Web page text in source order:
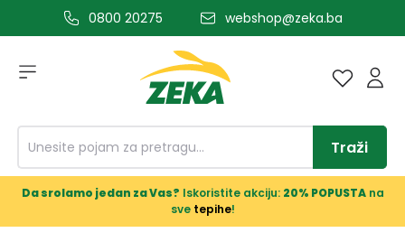
glavni sadržaj0800 20275 webshop@zeka.ba
Traži
Da srolamo jedan za Vas? Iskoristite akciju: 20% POPUSTAna
sve tepihe!